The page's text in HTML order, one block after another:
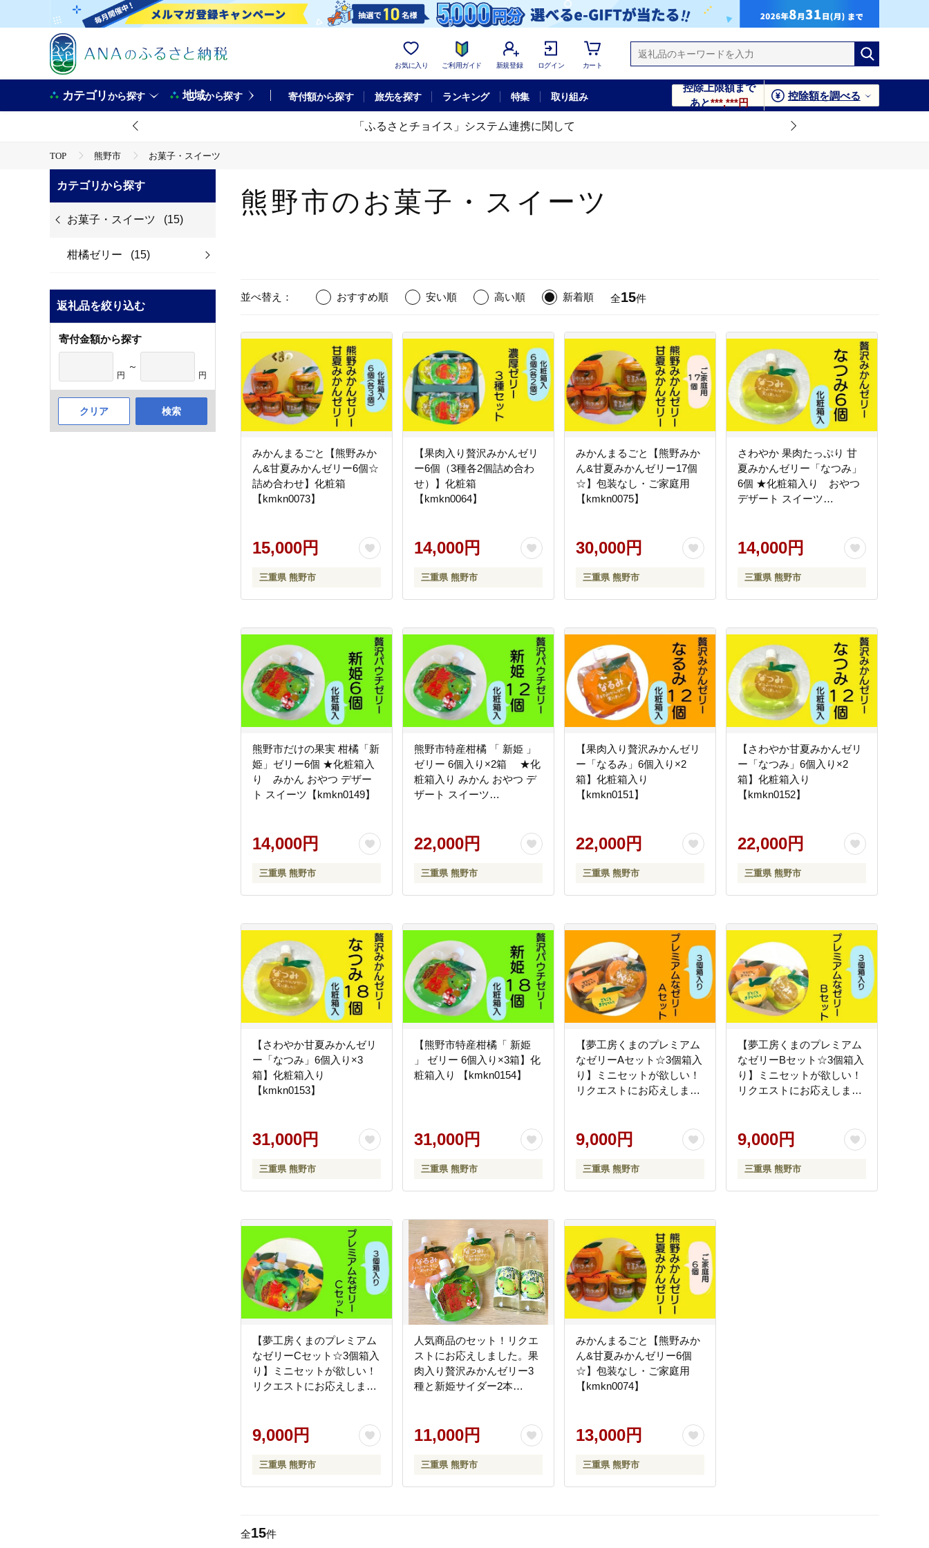
お気に入り ご利用ガイド 新規登録 ログイン カート
カテゴリから探す 地域から探す 寄付額から探す 旅先を探す ランキング 特集 取り組み
控除上限額まで
あと***,***円
控除額を調べる
「ふるさとチョイス」システム連携に関して
TOP 熊野市 お菓子・スイーツ
カテゴリから探す
お菓子・スイーツ (15)
柑橘ゼリー (15)
返礼品を絞り込む
寄付金額から探す
円
～
円
クリア 検索
熊野市のお菓子・スイーツ
並べ替え： おすすめ順 安い順 高い順 新着順 全15件
みかんまるごと【熊野みか
ん&甘夏みかんゼリー6個☆
詰め合わせ】化粧箱
【kmkn0073】
15,000円
三重県 熊野市
【果肉入り贅沢みかんゼリ
ー6個（3種各2個詰め合わ
せ）】化粧箱
【kmkn0064】
14,000円
三重県 熊野市
みかんまるごと【熊野みか
ん&甘夏みかんゼリー17個
☆】包装なし・ご家庭用
【kmkn0075】
30,000円
三重県 熊野市
さわやか 果肉たっぷり 甘
夏みかんゼリー「なつみ」
6個 ★化粧箱入り おやつ
デザート スイーツ
14,000円
三重県 熊野市
熊野市だけの果実 柑橘「新
姫」ゼリー6個 ★化粧箱入
り みかん おやつ デザー
ト スイーツ【kmkn0149】
14,000円
三重県 熊野市
熊野市特産柑橘 「 新姫 」
ゼリー 6個入り×2箱 ★化
粧箱入り みかん おやつ デ
ザート スイーツ
22,000円
三重県 熊野市
【果肉入り贅沢みかんゼリ
ー「なるみ」6個入り×2
箱】化粧箱入り
【kmkn0151】
22,000円
三重県 熊野市
【さわやか甘夏みかんゼリ
ー「なつみ」6個入り×2
箱】化粧箱入り
【kmkn0152】
22,000円
三重県 熊野市
【さわやか甘夏みかんゼリ
ー「なつみ」6個入り×3
箱】化粧箱入り
【kmkn0153】
31,000円
三重県 熊野市
【熊野市特産柑橘「 新姫
」 ゼリー 6個入り×3箱】化
粧箱入り 【kmkn0154】
31,000円
三重県 熊野市
【夢工房くまのプレミアム
なゼリーAセット☆3個箱入
り】ミニセットが欲しい！
リクエストにお応えしまし
9,000円
三重県 熊野市
【夢工房くまのプレミアム
なゼリーBセット☆3個箱入
り】ミニセットが欲しい！
リクエストにお応えしまし
9,000円
三重県 熊野市
【夢工房くまのプレミアム
なゼリーCセット☆3個箱入
り】ミニセットが欲しい！
リクエストにお応えしまし
9,000円
三重県 熊野市
人気商品のセット！リクエ
ストにお応えしました。果
肉入り贅沢みかんゼリー3
種と新姫サイダー2本
11,000円
三重県 熊野市
みかんまるごと【熊野みか
ん&甘夏みかんゼリー6個
☆】包装なし・ご家庭用
【kmkn0074】
13,000円
三重県 熊野市
全15件